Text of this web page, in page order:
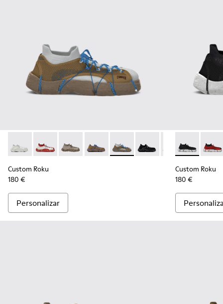
Custom Roku - K100953-003 - Sneakers tejido blancas para
Custom Roku - K100953-999-R001 - Zapatilla
Custom Roku - K100953-999-R008 - Multicolor
Custom Roku - K100953-004 -
Custom Roku - K100953-999-
Custom Roku -Custom Roku -
Custom
Custom Roku
180 €
Personalizar
Custom
Custom Roku
180 €